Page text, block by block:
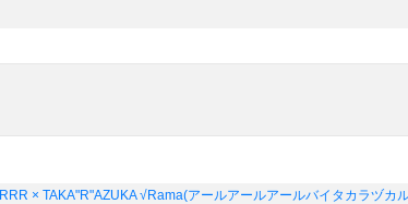
RRR × TAKA"R"AZUKA √Rama(アールアールアールバイタカラヅカ